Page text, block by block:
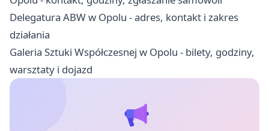
Delegatura ABW w Opolu - adres, kontakt i zakres
działania
Galeria Sztuki Współczesnej w Opolu - bilety, godziny,
warsztaty i dojazd